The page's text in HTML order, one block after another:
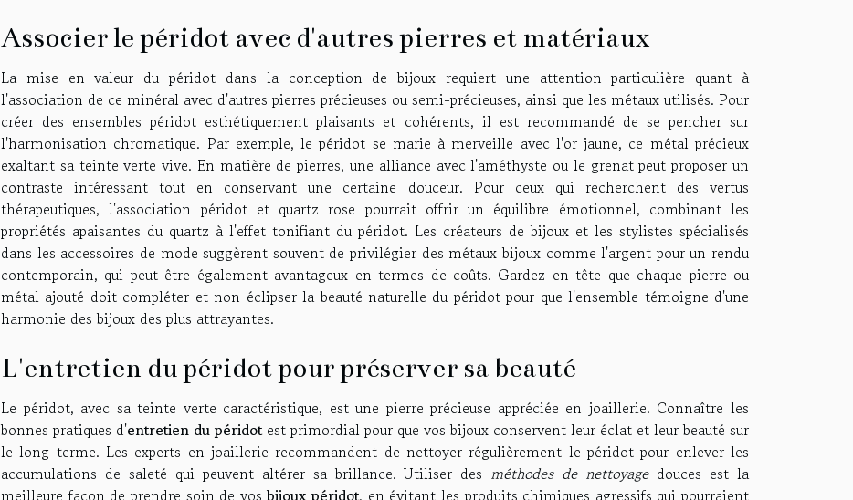
Associer le péridot avec d'autres pierres et matériaux
La mise en valeur du péridot dans la conception de bijoux requiert une attention particulière quant à
l'association de ce minéral avec d'autres pierres précieuses ou semi-précieuses, ainsi que les métaux utilisés. Pour
créer des ensembles péridot esthétiquement plaisants et cohérents, il est recommandé de se pencher sur
l'harmonisation chromatique. Par exemple, le péridot se marie à merveille avec l'or jaune, ce métal précieux
exaltant sa teinte verte vive. En matière de pierres, une alliance avec l'améthyste ou le grenat peut proposer un
contraste intéressant tout en conservant une certaine douceur. Pour ceux qui recherchent des vertus
thérapeutiques, l'association péridot et quartz rose pourrait offrir un équilibre émotionnel, combinant les
propriétés apaisantes du quartz à l'effet tonifiant du péridot. Les créateurs de bijoux et les stylistes spécialisés
dans les accessoires de mode suggèrent souvent de privilégier des métaux bijoux comme l'argent pour un rendu
contemporain, qui peut être également avantageux en termes de coûts. Gardez en tête que chaque pierre ou
métal ajouté doit compléter et non éclipser la beauté naturelle du péridot pour que l'ensemble témoigne d'une
harmonie des bijoux des plus attrayantes.
L'entretien du péridot pour préserver sa beauté
Le péridot, avec sa teinte verte caractéristique, est une pierre précieuse appréciée en joaillerie. Connaître les
bonnes pratiques d'entretien du péridotest primordial pour que vos bijoux conservent leur éclat et leur beauté sur
le long terme. Les experts en joaillerie recommandent de nettoyer régulièrement le péridot pour enlever les
accumulations de saleté qui peuvent altérer sa brillance. Utiliser des méthodes de nettoyagedouces est la
meilleure façon de prendre soin de vosbijoux péridot, en évitant les produits chimiques agressifs qui pourraient